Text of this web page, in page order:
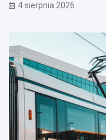
4 sierpnia 2026